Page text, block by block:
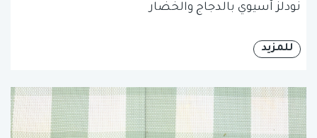
نودلز آسيوي بالدجاج والخضار
للمزيد